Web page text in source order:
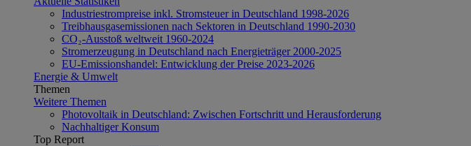
Industriestrompreise inkl. Stromsteuer in Deutschland 1998-2026
Treibhausgasemissionen nach Sektoren in Deutschland 1990-2030
CO₂-Ausstoß weltweit 1960-2024
Stromerzeugung in Deutschland nach Energieträger 2000-2025
EU-Emissionshandel: Entwicklung der Preise 2023-2026
Energie & Umwelt
Themen
Weitere Themen
Photovoltaik in Deutschland: Zwischen Fortschritt und Herausforderung
Nachhaltiger Konsum
Top Report